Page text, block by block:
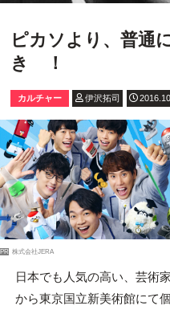
ピカソより、普
き ！
カルチャー 伊沢拓司
PR 株式会社JERA
日本でも人気の高い、芸術
から東京国立新美術館にて